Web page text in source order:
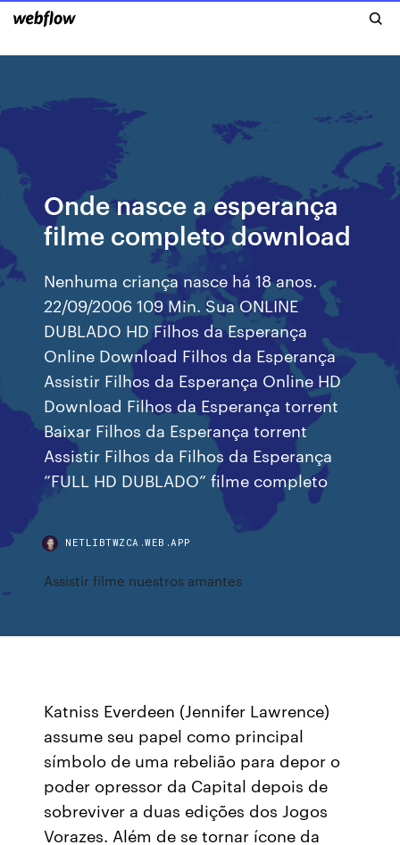
Onde nasce a esperança
filme completo download
Nenhuma criança nasce há 18 anos.
22/09/2006 109 Min. Sua ONLINE
DUBLADO HD Filhos da Esperança
Online Download Filhos da Esperança
Assistir Filhos da Esperança Online HD
Download Filhos da Esperança torrent
Baixar Filhos da Esperança torrent
Assistir Filhos da Filhos da Esperança
”FULL HD DUBLADO” filme completo
NETLIBTWZCA.WEB.APP
Assistir filme nuestros amantes
Katniss Everdeen (Jennifer Lawrence)
assume seu papel como principal
símbolo de uma rebelião para depor o
poder opressor da Capital depois de
sobreviver a duas edições dos Jogos
Vorazes. Além de se tornar ícone da